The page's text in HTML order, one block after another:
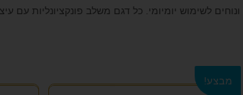
לשימוש יומיומי. כל דגם משלב פונקציונליות עם
מבצע!